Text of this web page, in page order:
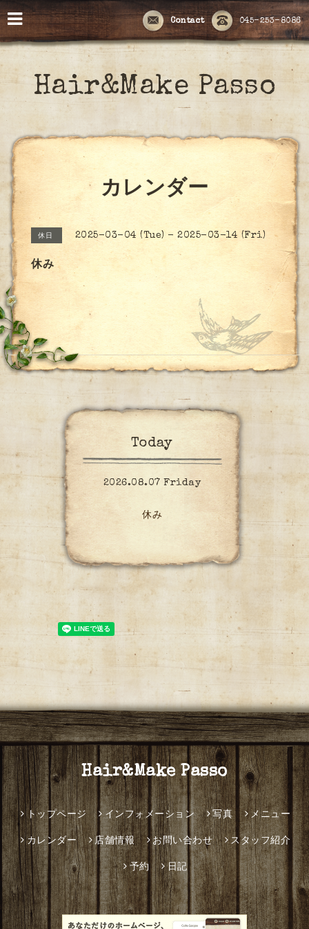
045-253-8086
Contact
Hair&Make Passo
カレンダー
休日 2025-03-04 (Tue) - 2025-03-14 (Fri)
休み
Today
2026.08.07 Friday
休み
Hair&Make Passo
トップページ インフォメーション 写真 メニュー
カレンダー 店舗情報 お問い合わせ スタッフ紹介
予約 日記